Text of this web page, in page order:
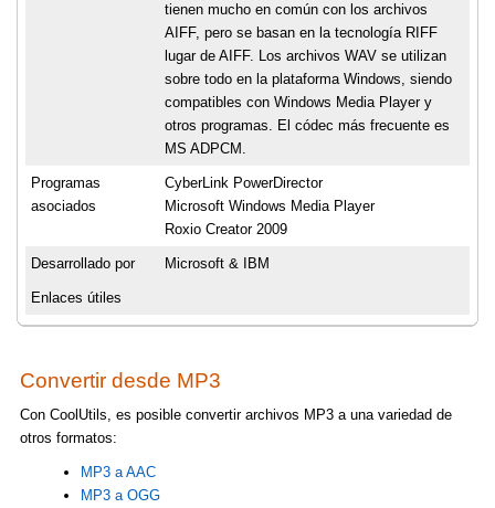
tienen mucho en común con los archivos
AIFF, pero se basan en la tecnología RIFF
lugar de AIFF. Los archivos WAV se utilizan
sobre todo en la plataforma Windows, siendo
compatibles con Windows Media Player y
otros programas. El códec más frecuente es
MS ADPCM.
Programas
asociados
CyberLink PowerDirector
Microsoft Windows Media Player
Roxio Creator 2009
Desarrollado por Microsoft & IBM
Enlaces útiles
Convertir desde MP3
Con CoolUtils, es posible convertir archivos MP3 a una variedad de
otros formatos:
MP3 a AAC
MP3 a OGG